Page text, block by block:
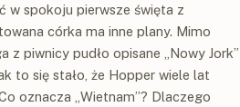
w spokoju pierwsze święta z
córka ma inne plany. Mimo
z piwnicy pudło opisane „Nowy Jork”
to się stało, że Hopper wiele lat
oznacza „Wietnam”? Dlaczego